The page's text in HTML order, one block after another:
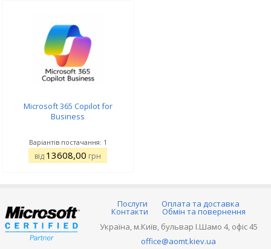
Microsoft 365 Copilot for
Business
Варіантів постачання: 1
від 13608,00 грн
Послуги Оплата та доставка
Контакти
Обмін та повернення
Україна, м.Київ, бульвар І.Шамо 4, офіс 45
office@aomt.kiev.ua